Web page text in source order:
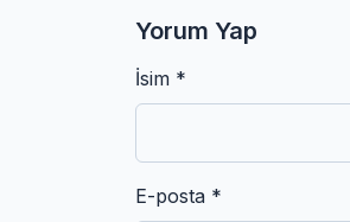
Yorum Yap
İsim *
E-posta *